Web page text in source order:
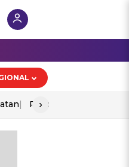
Piala Aff 2026
›